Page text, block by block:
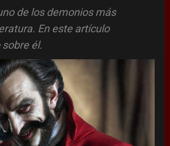
de los demonios más
En este artículo
él.